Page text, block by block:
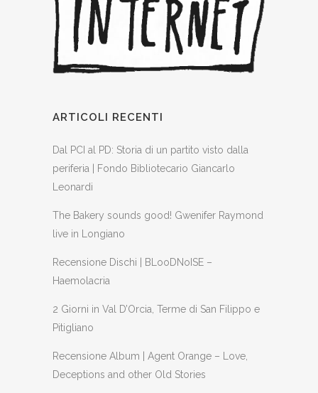
ARTICOLI RECENTI
Dal PCI al PD: Storia di un partito visto dalla
periferia | Fondo Bibliotecario Giancarlo
Leonardi
The Bakery sounds good! Gwenifer Raymond
live in Longiano
Recensione Dischi | BLooDNoISE –
Haemolacria
2 Giorni in Val D’Orcia, Terme di San Filippo e
Pitigliano
Recensione Album | Agent Orange – Love,
Deceptions and other Old Stories